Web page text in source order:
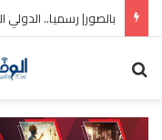
بالصور| رسميا..